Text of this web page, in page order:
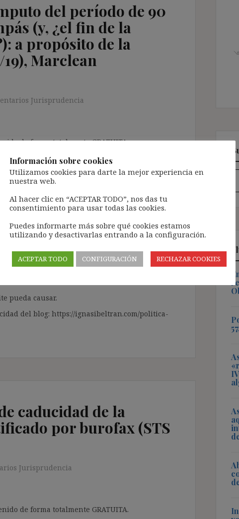
del período de 90
(y, ¿el fin de la
a propósito de la
19), Marclean
Jurisprudencia
de forma totalmente GRATUITA.
Artificial Generativa (IAG) con
de terceros sin ningún respeto por los
el contenido del blog únicamente a las
tramitarla solo lleva unos segundos a través,
que aparece en la barra de MENÚ; o bien, en
AL BLOG».
correo electrónico, deberán verificar la
en el correo electrónico registrado (según
la bandeja de «Spam»).
pueda causar.
del blog: https://ignasibeltran.com/politica-
caducidad de la
por burofax (STS
Jurisprudencia
de forma totalmente GRATUITA.
Información sobre cookies
Utilizamos cookies para darte la mejor experiencia en
nuestra web.
Al hacer clic en “ACEPTAR TODO”, nos das tu
consentimiento para usar todas las cookies.
Puedes informarte más sobre qué cookies estamos
utilizando y desactivarlas entrando a la configuración.
ACEPTAR TODO CONFIGURACIÓN RECHAZAR COOKIES